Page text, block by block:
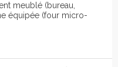
meublé (bureau,
équipée (four micro-